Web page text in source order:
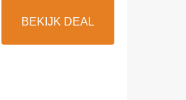
BEKIJK DEAL